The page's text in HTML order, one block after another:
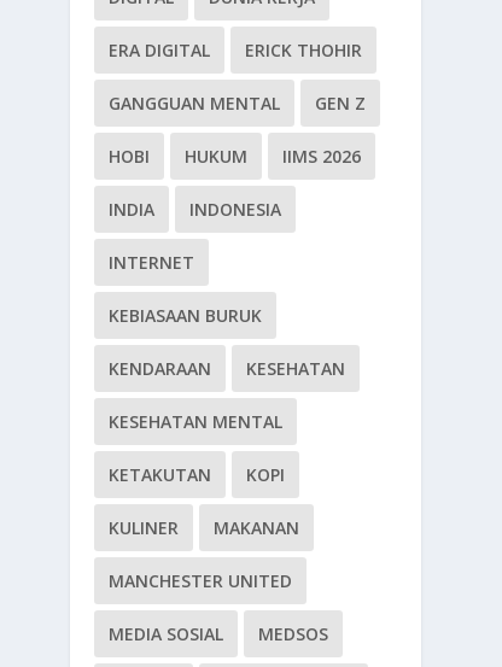
ERA DIGITAL ERICK THOHIR
GANGGUAN MENTAL GEN Z
HOBI HUKUM IIMS 2026
INDIA INDONESIA
INTERNET
KEBIASAAN BURUK
KENDARAAN KESEHATAN
KESEHATAN MENTAL
KETAKUTAN KOPI
KULINER MAKANAN
MANCHESTER UNITED
MEDIA SOSIAL MEDSOS